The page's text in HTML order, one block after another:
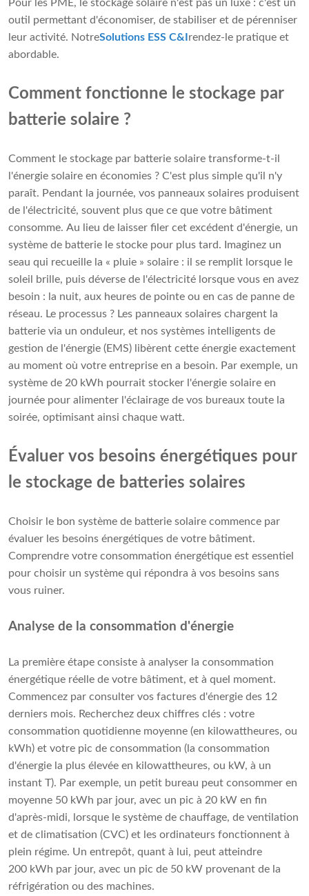
Pour les PME, le stockage solaire n'est pas un luxe : c'est un
outil permettant d'économiser, de stabiliser et de pérenniser
leur activité. NotreSolutions ESS C&I rendez-le pratique et
abordable.
Comment fonctionne le stockage par
batterie solaire ?
Comment le stockage par batterie solaire transforme-t-il
l'énergie solaire en économies ? C'est plus simple qu'il n'y
paraît. Pendant la journée, vos panneaux solaires produisent
de l'électricité, souvent plus que ce que votre bâtiment
consomme. Au lieu de laisser filer cet excédent d'énergie, un
système de batterie le stocke pour plus tard. Imaginez un
seau qui recueille la « pluie » solaire : il se remplit lorsque le
soleil brille, puis déverse de l'électricité lorsque vous en avez
besoin : la nuit, aux heures de pointe ou en cas de panne de
réseau. Le processus ? Les panneaux solaires chargent la
batterie via un onduleur, et nos systèmes intelligents de
gestion de l'énergie (EMS) libèrent cette énergie exactement
au moment où votre entreprise en a besoin. Par exemple, un
système de 20 kWh pourrait stocker l'énergie solaire en
journée pour alimenter l'éclairage de vos bureaux toute la
soirée, optimisant ainsi chaque watt.
Évaluer vos besoins énergétiques pour
le stockage de batteries solaires
Choisir le bon système de batterie solaire commence par
évaluer les besoins énergétiques de votre bâtiment.
Comprendre votre consommation énergétique est essentiel
pour choisir un système qui répondra à vos besoins sans
vous ruiner.
Analyse de la consommation d'énergie
La première étape consiste à analyser la consommation
énergétique réelle de votre bâtiment, et à quel moment.
Commencez par consulter vos factures d'énergie des 12
derniers mois. Recherchez deux chiffres clés : votre
consommation quotidienne moyenne (en kilowattheures, ou
kWh) et votre pic de consommation (la consommation
d'énergie la plus élevée en kilowattheures, ou kW, à un
instant T). Par exemple, un petit bureau peut consommer en
moyenne 50 kWh par jour, avec un pic à 20 kW en fin
d'après-midi, lorsque le système de chauffage, de ventilation
et de climatisation (CVC) et les ordinateurs fonctionnent à
plein régime. Un entrepôt, quant à lui, peut atteindre
200 kWh par jour, avec un pic de 50 kW provenant de la
réfrigération ou des machines.